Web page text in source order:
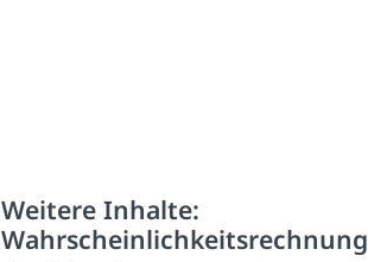
Weitere Inhalte:
Wahrscheinlichkeitsrechnung